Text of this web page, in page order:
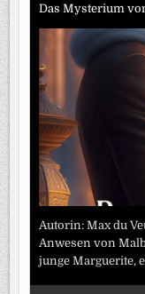
Das Mysterium
Autorin: Max du
Anwesen von
junge Marguerite,